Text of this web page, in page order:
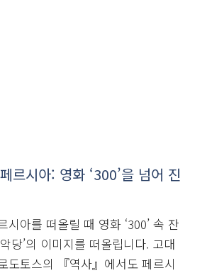
르시아: 영화 ‘300’을 넘어 진
시아를 떠올릴 때 영화 ‘300’ 속 잔
당’의 이미지를 떠올립니다. 고대
도토스의 『역사』에서도 페르시